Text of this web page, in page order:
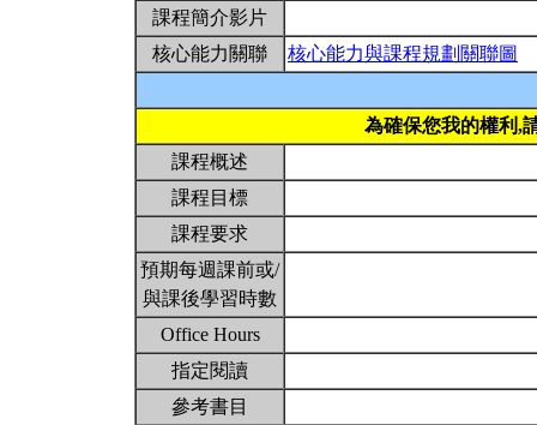
課程簡介影片
核心能力關聯
核心能力與課程規劃關聯圖
為確保您我的權利,
課程概述
課程目標
課程要求
預期每週課前或/
與課後學習時數
Office Hours
指定閱讀
參考書目